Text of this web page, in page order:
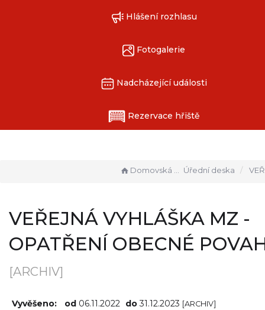
Hlášení rozhlasu
Fotogalerie
Nadcházející události
Rezervace hřiště
Domovská stránka Úřední deska VEŘEJNÁ
VEŘEJNÁ VYHLÁŠKA MZ -
OPATŘENÍ OBECNÉ
[ARCHIV]
Vyvěšeno: od 06.11.2022 do31.12.2023 [ARCHIV]